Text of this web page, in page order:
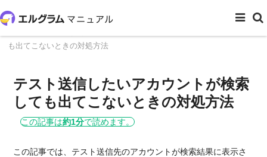
も出てこないときの対処方法
テスト送信したいアカウントが検索
しても出てこないときの対処方法
この記事は約1分で読めます。
この記事では、テスト送信先のアカウントが検索結果に表示さ